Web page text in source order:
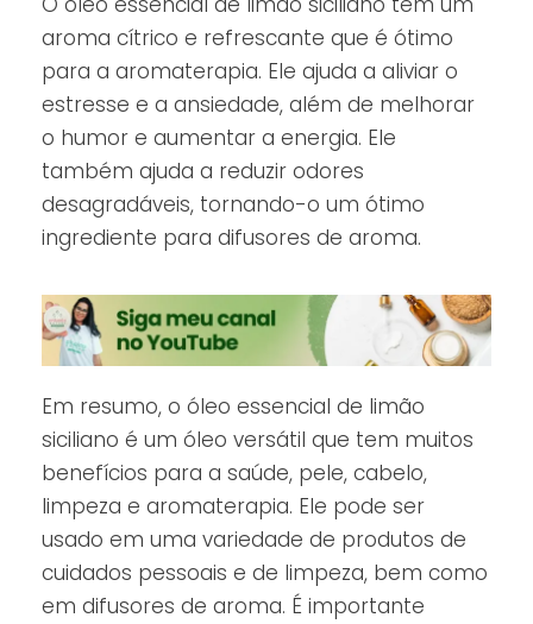
aroma cítrico e refrescante que é ótimo
para a aromaterapia. Ele ajuda a aliviar o
estresse e a ansiedade, além de melhorar
o humor e aumentar a energia. Ele
também ajuda a reduzir odores
desagradáveis, tornando-o um ótimo
ingrediente para difusores de aroma.
Em resumo, o óleo essencial de limão
siciliano é um óleo versátil que tem muitos
benefícios para a saúde, pele, cabelo,
limpeza e aromaterapia. Ele pode ser
usado em uma variedade de produtos de
cuidados pessoais e de limpeza, bem como
em difusores de aroma. É importante